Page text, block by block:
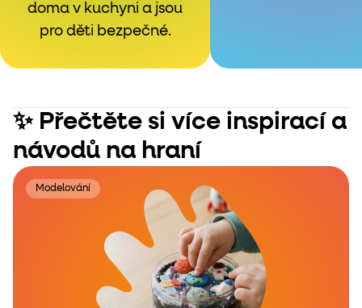
doma v kuchyni a jsou
pro děti bezpečné.
✨ Přečtěte si více inspirací a
návodů na hraní
Modelování